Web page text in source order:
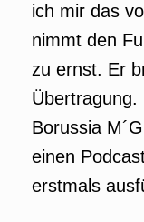
ich mir das
nimmt den
zu ernst. Er
Borussia
einen
erstmals